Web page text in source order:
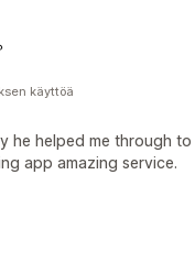
he helped me through
app amazing service.
käyttöä